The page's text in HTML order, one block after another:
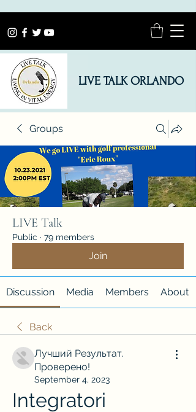
LIVE TALK ORLANDO
Groups
LIVE Talk
Public · 79 members
Join
Discussion Media Members About
Back
Лучший Результат.
Проверено!
September 4, 2023
Integratori